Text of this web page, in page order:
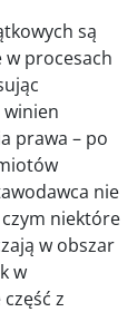
są
w procesach
prawa – po
nie
niektóre
w obszar
w
z